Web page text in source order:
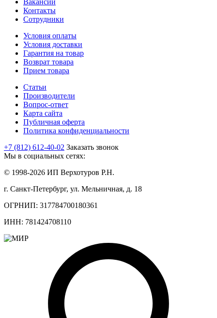
Вакансии
Контакты
Сотрудники
Условия оплаты
Условия доставки
Гарантия на товар
Возврат товара
Прием товара
Статьи
Производители
Вопрос-ответ
Карта сайта
Публичная оферта
Политика конфиденциальности
+7 (812) 612-40-02 Заказать звонок
Мы в социальных сетях:
© 1998-2026 ИП Верхотуров Р.Н.
г. Санкт-Петербург, ул. Мельничная, д. 18
ОГРНИП: 317784700180361
ИНН: 781424708110